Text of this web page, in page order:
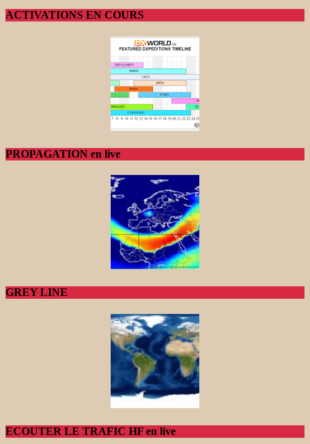
ACTIVATIONS EN COURS
PROPAGATION en live
GREY LINE
ECOUTER LE TRAFIC HF en live